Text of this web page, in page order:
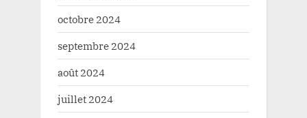
octobre 2024
septembre 2024
août 2024
juillet 2024